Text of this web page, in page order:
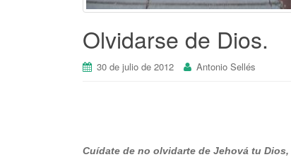
Olvidarse de Dios.
30 de julio de 2012 Antonio Sellés
Cuídate de no olvidarte de Jehová tu Dios,